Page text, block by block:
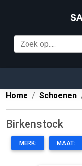
Home
Schoenen
Birkenstock
MERK: MAAT: